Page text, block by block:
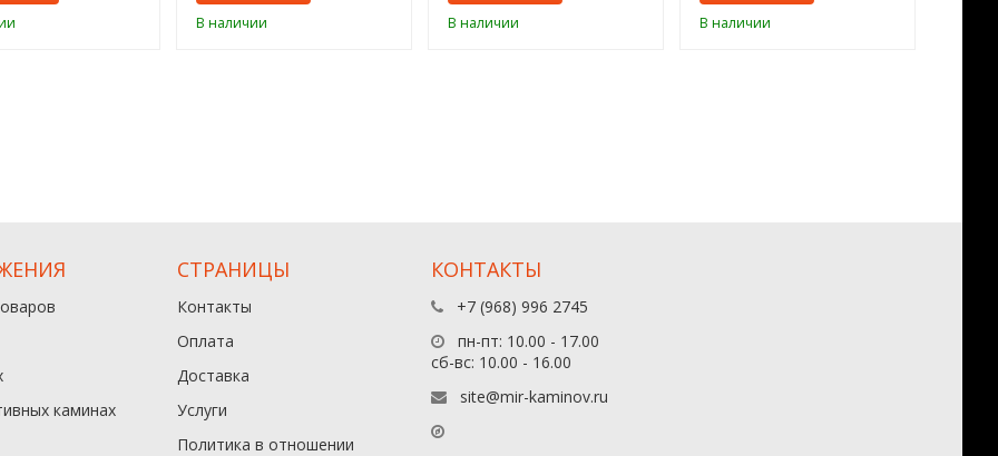
В наличии В наличии В наличии
каминах
СТРАНИЦЫ
Контакты
Оплата
Доставка
Услуги
Политика в отношении
КОНТАКТЫ
+7 (968) 996 2745
пн-пт: 10.00 - 17.00
сб-вс: 10.00 - 16.00
site@mir-kaminov.ru